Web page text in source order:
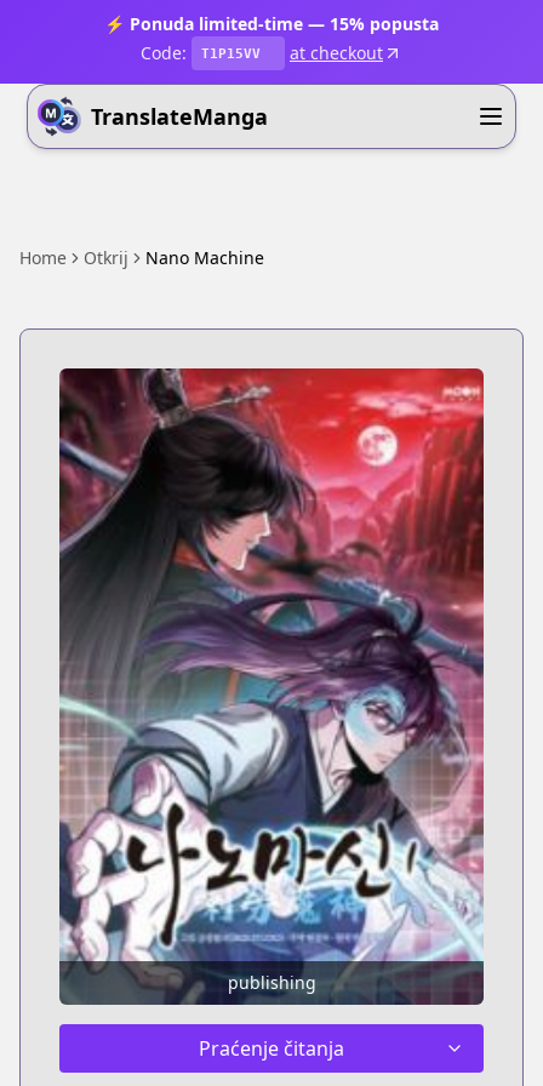
⚡ Ponuda limited-time — 15% popusta
Code:
T1P15VV at checkout
TranslateManga
Home Otkrij Nano Machine
publishing
Praćenje čitanja